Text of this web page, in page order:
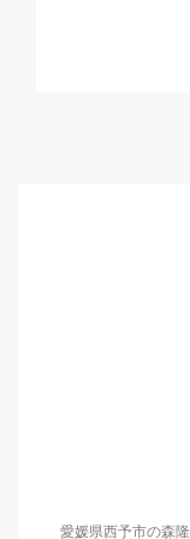
愛媛県西予市の森